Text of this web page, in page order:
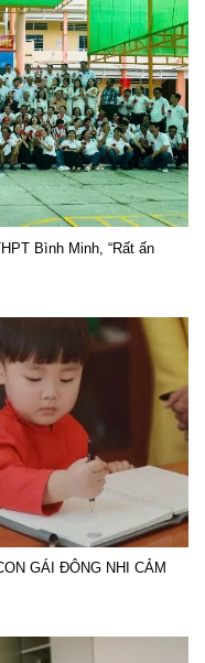
Bình Minh, “Rất ấn
GÁI ĐÔNG NHI CẢM